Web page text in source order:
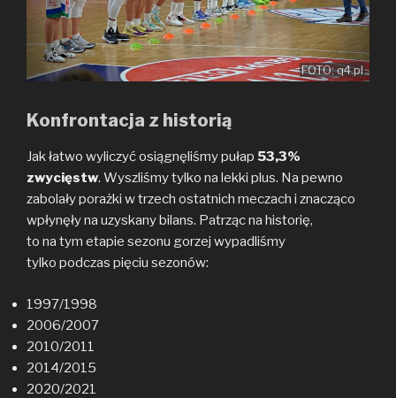
FOTO: q4.pl
Konfrontacja z historią
Jak łatwo wyliczyć osiągnęliśmy pułap 53,3%
zwycięstw. Wyszliśmy tylko na lekki plus. Na pewno
zabolały porażki w trzech ostatnich meczach i znacząco
wpłynęły na uzyskany bilans. Patrząc na historię,
to na tym etapie sezonu gorzej wypadliśmy
tylko podczas pięciu sezonów:
1997/1998
2006/2007
2010/2011
2014/2015
2020/2021